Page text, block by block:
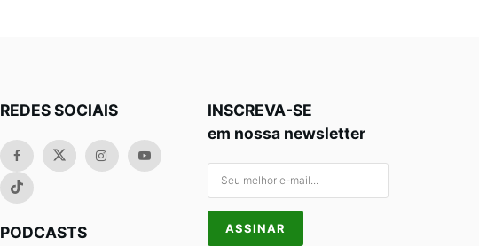
REDES SOCIAIS
PODCASTS
INSCREVA-SE
em nossa newsletter